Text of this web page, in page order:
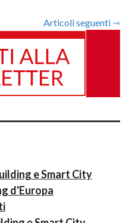
Articoli seguenti ⇾
e Smart City
d'Europa